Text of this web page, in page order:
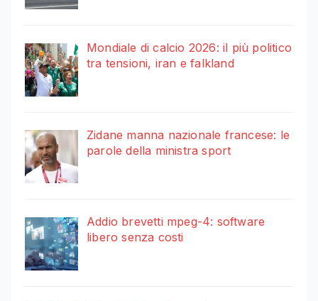
Mondiale di calcio 2026: il più politico
tra tensioni, iran e falkland
Zidane manna nazionale francese: le
parole della ministra sport
Addio brevetti mpeg-4: software
libero senza costi